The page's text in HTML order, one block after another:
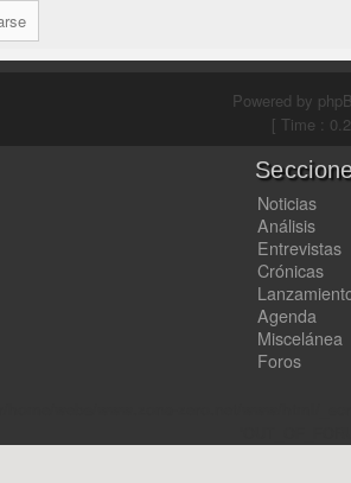
Powered by
[ Time :
Noticias
Análisis
Entrevistas
Crónicas
Agenda
Miscelánea
Foros